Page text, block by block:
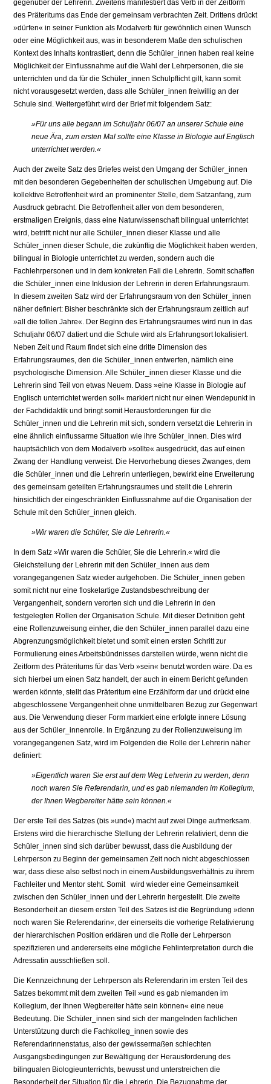
gegenüber der Lehrerin. Zweitens manifestiert das Verb in der Zeitform
des Präteritums das Ende der gemeinsam verbrachten Zeit. Drittens drückt
»dürfen« in seiner Funktion als Modalverb für gewöhnlich einen Wunsch
oder eine Möglichkeit aus, was in besonderem Maße den schulischen
Kontext des Inhalts kontrastiert, denn die Schüler_innen haben real keine
Möglichkeit der Einflussnahme auf die Wahl der Lehrpersonen, die sie
unterrichten und da für die Schüler_innen Schulpflicht gilt, kann somit
nicht vorausgesetzt werden, dass alle Schüler_innen freiwillig an der
Schule sind. Weitergeführt wird der Brief mit folgendem Satz:
»Für uns alle begann im Schuljahr 06/07 an unserer Schule eine
neue Ära, zum ersten Mal sollte eine Klasse in Biologie auf Englisch
unterrichtet werden.«
Auch der zweite Satz des Briefes weist den Umgang der Schüler_innen
mit den besonderen Gegebenheiten der schulischen Umgebung auf. Die
kollektive Betroffenheit wird an prominenter Stelle, dem Satzanfang, zum
Ausdruck gebracht. Die Betroffenheit aller von dem besonderen,
erstmaligen Ereignis, dass eine Naturwissenschaft bilingual unterrichtet
wird, betrifft nicht nur alle Schüler_innen dieser Klasse und alle
Schüler_innen dieser Schule, die zukünftig die Möglichkeit haben werden,
bilingual in Biologie unterrichtet zu werden, sondern auch die
Fachlehrpersonen und in dem konkreten Fall die Lehrerin. Somit schaffen
die Schüler_innen eine Inklusion der Lehrerin in deren Erfahrungsraum.
In diesem zweiten Satz wird der Erfahrungsraum von den Schüler_innen
näher definiert: Bisher beschränkte sich der Erfahrungsraum zeitlich auf
»all die tollen Jahre«. Der Beginn des Erfahrungsraumes wird nun in das
Schuljahr 06/07 datiert und die Schule wird als Erfahrungsort lokalisiert.
Neben Zeit und Raum findet sich eine dritte Dimension des
Erfahrungsraumes, den die Schüler_innen entwerfen, nämlich eine
psychologische Dimension. Alle Schüler_innen dieser Klasse und die
Lehrerin sind Teil von etwas Neuem. Dass »eine Klasse in Biologie auf
Englisch unterrichtet werden soll« markiert nicht nur einen Wendepunkt in
der Fachdidaktik und bringt somit Herausforderungen für die
Schüler_innen und die Lehrerin mit sich, sondern versetzt die Lehrerin in
eine ähnlich einflussarme Situation wie ihre Schüler_innen. Dies wird
hauptsächlich von dem Modalverb »sollte« ausgedrückt, das auf einen
Zwang der Handlung verweist. Die Hervorhebung dieses Zwanges, dem
die Schüler_innen und die Lehrerin unterliegen, bewirkt eine Erweiterung
des gemeinsam geteilten Erfahrungsraumes und stellt die Lehrerin
hinsichtlich der eingeschränkten Einflussnahme auf die Organisation der
Schule mit den Schüler_innen gleich.
»Wir waren die Schüler, Sie die Lehrerin.«
In dem Satz »Wir waren die Schüler, Sie die Lehrerin.« wird die
Gleichstellung der Lehrerin mit den Schüler_innen aus dem
vorangegangenen Satz wieder aufgehoben. Die Schüler_innen geben
somit nicht nur eine floskelartige Zustandsbeschreibung der
Vergangenheit, sondern verorten sich und die Lehrerin in den
festgelegten Rollen der Organisation Schule. Mit dieser Definition geht
eine Rollenzuweisung einher, die den Schüler_innen parallel dazu eine
Abgrenzungsmöglichkeit bietet und somit einen ersten Schritt zur
Formulierung eines Arbeitsbündnisses darstellen würde, wenn nicht die
Zeitform des Präteritums für das Verb »sein« benutzt worden wäre. Da es
sich hierbei um einen Satz handelt, der auch in einem Bericht gefunden
werden könnte, stellt das Präteritum eine Erzählform dar und drückt eine
abgeschlossene Vergangenheit ohne unmittelbaren Bezug zur Gegenwart
aus. Die Verwendung dieser Form markiert eine erfolgte innere Lösung
aus der Schüler_innenrolle. In Ergänzung zu der Rollenzuweisung im
vorangegangenen Satz, wird im Folgenden die Rolle der Lehrerin näher
definiert:
»Eigentlich waren Sie erst auf dem Weg Lehrerin zu werden, denn
noch waren Sie Referendarin, und es gab niemanden im Kollegium,
der Ihnen Wegbereiter hätte sein können.«
Der erste Teil des Satzes (bis »und«) macht auf zwei Dinge aufmerksam.
Erstens wird die hierarchische Stellung der Lehrerin relativiert, denn die
Schüler_innen sind sich darüber bewusst, dass die Ausbildung der
Lehrperson zu Beginn der gemeinsamen Zeit noch nicht abgeschlossen
war, dass diese also selbst noch in einem Ausbildungsverhältnis zu ihrem
Fachleiter und Mentor steht. Somit wird wieder eine Gemeinsamkeit
zwischen den Schüler_innen und der Lehrerin hergestellt. Die zweite
Besonderheit an diesem ersten Teil des Satzes ist die Begründung »denn
noch waren Sie Referendarin«, der einerseits die vorherige Relativierung
der hierarchischen Position erklären und die Rolle der Lehrperson
spezifizieren und andererseits eine mögliche Fehlinterpretation durch die
Adressatin ausschließen soll.
Die Kennzeichnung der Lehrperson als Referendarin im ersten Teil des
Satzes bekommt mit dem zweiten Teil »und es gab niemanden im
Kollegium, der Ihnen Wegbereiter hätte sein können« eine neue
Bedeutung. Die Schüler_innen sind sich der mangelnden fachlichen
Unterstützung durch die Fachkolleg_innen sowie des
Referendarinnenstatus, also der gewissermaßen schlechten
Ausgangsbedingungen zur Bewältigung der Herausforderung des
bilingualen Biologieunterrichts, bewusst und unterstreichen die
Besonderheit der Situation für die Lehrerin. Die Bezugnahme der